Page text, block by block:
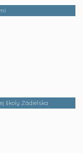
školy Zádielska